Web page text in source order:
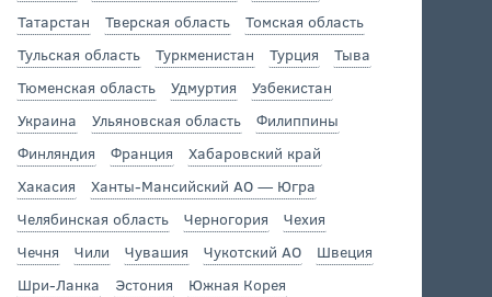
Татарстан
Тверская область
Томская область
Тульская область
Туркменистан Турция
Тыва
Тюменская область
Удмуртия
Узбекистан
Украина
Ульяновская область
Филиппины
Финляндия
Франция
Хабаровский край
Хакасия
Ханты-Мансийский АО — Югра
Челябинская область
Черногория
Чехия
Чечня
Чили Чувашия Чукотский АО
Швеция
Шри-Ланка
Эстония
Южная Корея